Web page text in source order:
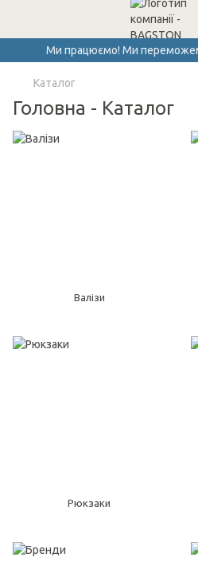
Ми працюємо! Ми
Каталог
Головна - Каталог
Валізи
Рюкзаки